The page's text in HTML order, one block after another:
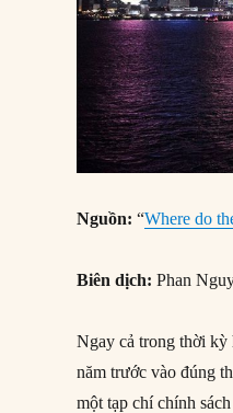
Nguồn:“Where do
Biên dịch:Phan
Ngay cả trong thời kỳ
năm trước vào đúng
một tạp chí chính